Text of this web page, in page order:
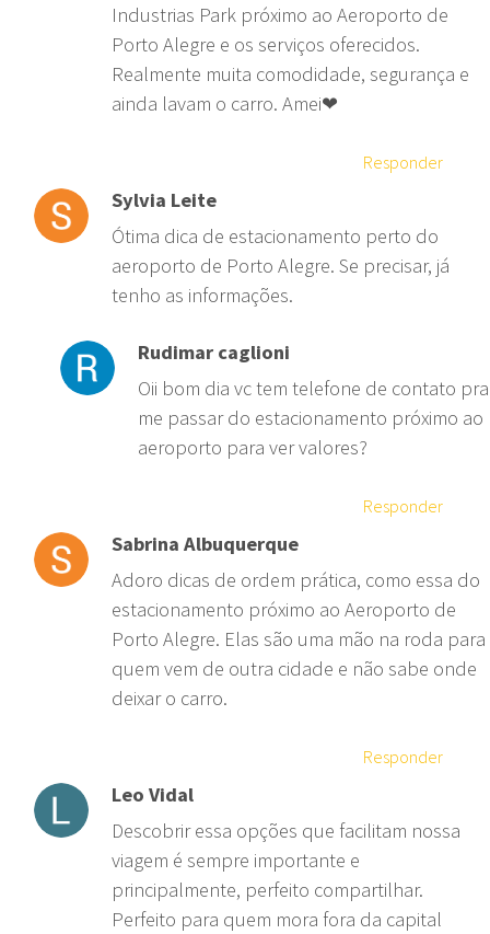
Industrias Park próximo ao Aeroporto de
Porto Alegre e os serviços oferecidos.
Realmente muita comodidade, segurança e
ainda lavam o carro. Amei❤
Responder
Sylvia Leite
Ótima dica de estacionamento perto do
aeroporto de Porto Alegre. Se precisar, já
tenho as informações.
Rudimar caglioni
Oii bom dia vc tem telefone de contato pra
me passar do estacionamento próximo ao
aeroporto para ver valores?
Responder
Sabrina Albuquerque
Adoro dicas de ordem prática, como essa do
estacionamento próximo ao Aeroporto de
Porto Alegre. Elas são uma mão na roda para
quem vem de outra cidade e não sabe onde
deixar o carro.
Responder
Leo Vidal
Descobrir essa opções que facilitam nossa
viagem é sempre importante e
principalmente, perfeito compartilhar.
Perfeito para quem mora fora da capital